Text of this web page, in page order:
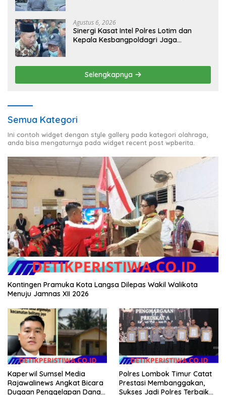
Agustus 6, 2026
Sinergi Kasat Intel Polres Lotim dan
Kepala Kesbangpoldagri Jaga
Selengkapnya
Semua Kategori
Ini contoh widget dengan style gallery pada kategori olahraga,
anda bisa mengaturnya pada widget recent post wpberita.
Kontingen Pramuka Kota Langsa Dilepas Wakil Walikota
Menuju Jamnas XII 2026
Kaperwil Sumsel Media
Rajawalinews Angkat Bicara
Dugaan Penggelapan Dana
Polres Lombok Timur Catat
Prestasi Membanggakan,
Sukses Jadi Polres Terbaik